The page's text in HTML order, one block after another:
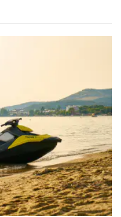
Novolodskaja
lenktyniaus
ir britė Eleanor
(2.34,802) tarp 27